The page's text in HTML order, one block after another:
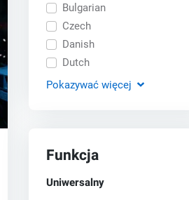
Bulgarian
Czech
Danish
Dutch
Pokazywać więcej
Funkcja
Uniwersalny